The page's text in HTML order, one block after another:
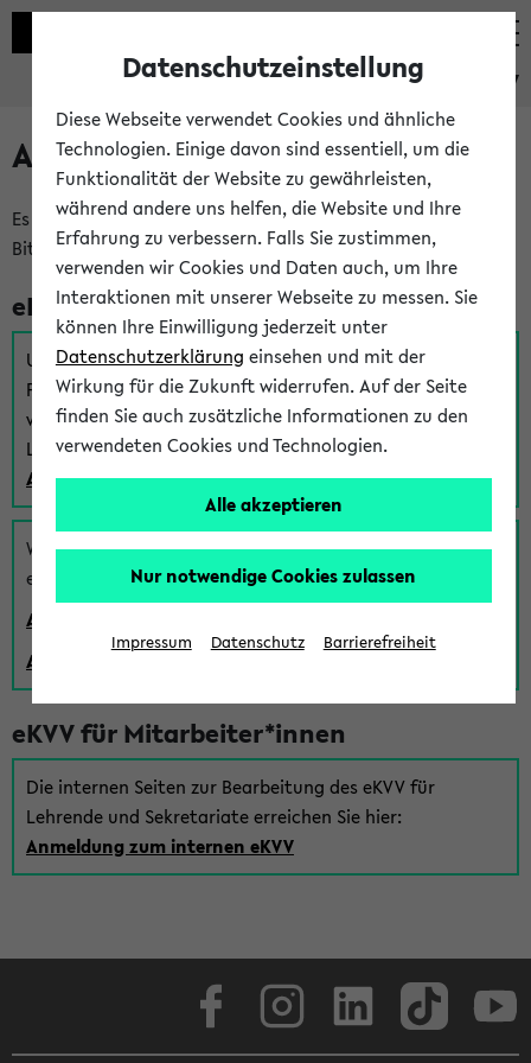
eKVV
Anmeldung am eKVV
Es gibt mehrere Möglichkeiten zur Anmeldung am eKVV.
Bitte wählen Sie die für Sie richtige aus:
eKVV für Studierende
Um sich einen Stundenplan zu erstellen und alle weiteren
Funktionen des eKVVs für Studierende zu nutzen,
verwenden Sie diesen Link zur Anmeldung über Ihr Uni
Login:
Anmeldung zum eKVV der Studierenden
Wenn Sie (noch) kein Uni Login haben, können Sie das
eKVV auch über einen Gastzugang verwenden:
Anmeldung über einen vorhandenen Gastzugang
Anlegen eines neuen Gastzugangs
eKVV für Mitarbeiter*innen
Die internen Seiten zur Bearbeitung des eKVV für
Lehrende und Sekretariate erreichen Sie hier:
Anmeldung zum internen eKVV
Datenschutzeinstellung
Diese Webseite verwendet Cookies und ähnliche
Technologien. Einige davon sind essentiell, um die
Funktionalität der Website zu gewährleisten,
während andere uns helfen, die Website und Ihre
Erfahrung zu verbessern. Falls Sie zustimmen,
verwenden wir Cookies und Daten auch, um Ihre
Interaktionen mit unserer Webseite zu messen. Sie
können Ihre Einwilligung jederzeit unter
Datenschutzerklärung einsehen und mit der
Wirkung für die Zukunft widerrufen. Auf der Seite
finden Sie auch zusätzliche Informationen zu den
verwendeten Cookies und Technologien.
Alle akzeptieren
Nur notwendige Cookies zulassen
Impressum Datenschutz Barrierefreiheit